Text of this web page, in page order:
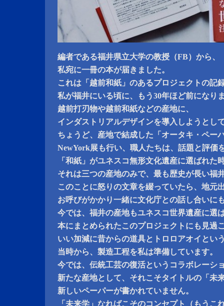
編者である福井県立大学の教授（FB）から、
私宛に一冊の本が届きました。
これは「越前和紙」のあるプロジェクトの記
私が福井にいる頃に、もう30年ほど前になり
越前打刃物や越前和紙などの産地に、
インダストリアルデザインを導入しようとし
ちょうど、産地で結成した「オータキ・ペー
NewYork展も行い、職人たちは、話題と評価
「和紙」がユネスコ無形文化遺産に選ばれた
それは三つの産地のみで、最も歴史が長い福
このことに怒りの文章を綴っていたら、地元
お呼びがかかり一緒に文化庁との話し合いに
今では、福井の産地もユネスコ世界遺産に選
本にまとめられたこのプロジェクトにも見過
いい加減に昔からの道具とトロロアオイとい
当時から、製造工程を私は準備しています。
今では、伝統工芸の復活というコラボレーシ
新たな産地として、それこそタイトルの「未
新しいペーパーが書かれていません。
「未来学」なればこそのコンセプト（もうこ